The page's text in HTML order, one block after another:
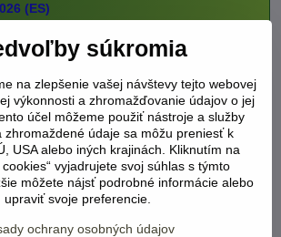
(ES)
(LINK)
(ES)
(LINK)
súkromia
na zlepšenie vašej návštevy tejto webovej
výkonnosti a zhromažďovanie údajov o jej
účel môžeme použiť nástroje a služby
zhromaždené údaje sa môžu preniesť k
USA alebo iných krajinách. Kliknutím na
cookies“ vyjadrujete svoj súhlas s týmto
môžete nájsť podrobné informácie alebo
upraviť svoje preferencie.
ochrany osobných údajov